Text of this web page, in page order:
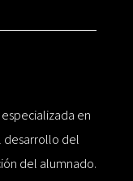
en
desarrollo del
del alumnado.